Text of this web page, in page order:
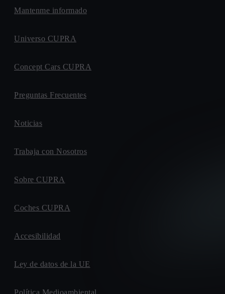
Mantenme informado
Universo CUPRA
Concept Cars CUPRA
Preguntas Frecuentes
Noticias
Trabaja con Nosotros
Sobre CUPRA
Coches CUPRA
Accesibilidad
Ley de datos de la UE